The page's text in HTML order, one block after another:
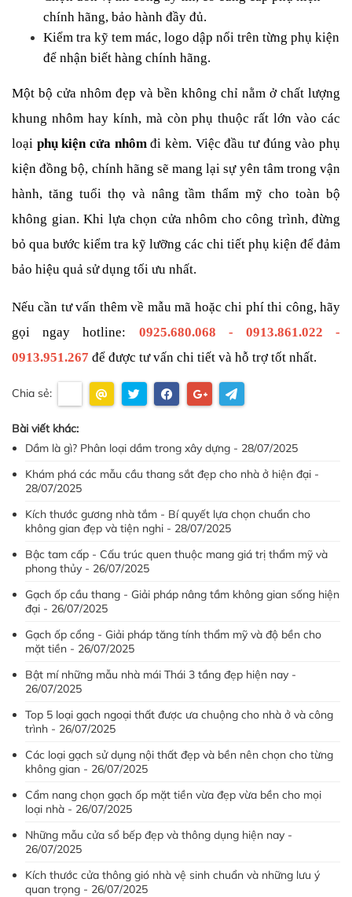
chính hãng, bảo hành đầy đủ.
Kiểm tra kỹ tem mác, logo dập nổi trên từng phụ kiện
để nhận biết hàng chính hãng.
Một bộ cửa nhôm đẹp và bền không chỉ nằm ở chất lượng
khung nhôm hay kính, mà còn phụ thuộc rất lớn vào các
loại phụ kiện cửa nhôm đi kèm. Việc đầu tư đúng vào phụ
kiện đồng bộ, chính hãng sẽ mang lại sự yên tâm trong vận
hành, tăng tuổi thọ và nâng tầm thẩm mỹ cho toàn bộ
không gian. Khi lựa chọn cửa nhôm cho công trình, đừng
bỏ qua bước kiểm tra kỹ lưỡng các chi tiết phụ kiện để đảm
bảo hiệu quả sử dụng tối ưu nhất.
Nếu cần tư vấn thêm về mẫu mã hoặc chi phí thi công, hãy
gọi ngay hotline: 0925.680.068 - 0913.861.022 -
0913.951.267 để được tư vấn chi tiết và hỗ trợ tốt nhất.
Chia sẻ:
Bài viết khác:
Dầm là gì? Phân loại dầm trong xây dựng - 28/07/2025
Khám phá các mẫu cầu thang sắt đẹp cho nhà ở hiện đại -
28/07/2025
Kích thước gương nhà tắm - Bí quyết lựa chọn chuẩn cho
không gian đẹp và tiện nghi - 28/07/2025
Bậc tam cấp - Cấu trúc quen thuộc mang giá trị thẩm mỹ và
phong thủy - 26/07/2025
Gạch ốp cầu thang - Giải pháp nâng tầm không gian sống hiện
đại - 26/07/2025
Gạch ốp cổng - Giải pháp tăng tính thẩm mỹ và độ bền cho
mặt tiền - 26/07/2025
Bật mí những mẫu nhà mái Thái 3 tầng đẹp hiện nay -
26/07/2025
Top 5 loại gạch ngoại thất được ưa chuộng cho nhà ở và công
trình - 26/07/2025
Các loại gạch sử dụng nội thất đẹp và bền nên chọn cho từng
không gian - 26/07/2025
Cẩm nang chọn gạch ốp mặt tiền vừa đẹp vừa bền cho mọi
loại nhà - 26/07/2025
Những mẫu cửa sổ bếp đẹp và thông dụng hiện nay -
26/07/2025
Kích thước cửa thông gió nhà vệ sinh chuẩn và những lưu ý
quan trọng - 26/07/2025